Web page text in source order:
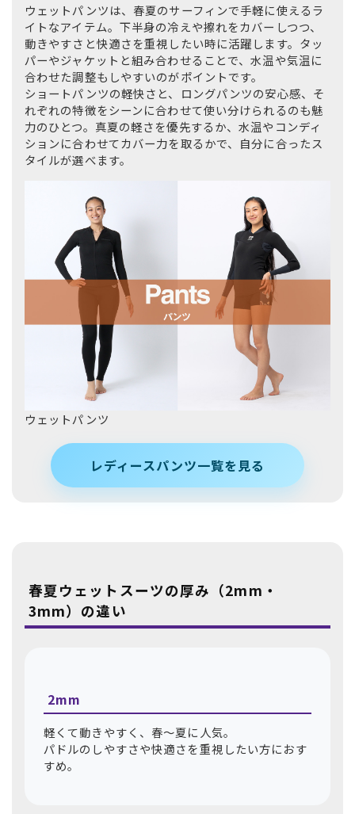
ウェットパンツは、春夏のサーフィンで手軽に使えるラ
イトなアイテム。下半身の冷えや擦れをカバーしつつ、
動きやすさと快適さを重視したい時に活躍します。タッ
パーやジャケットと組み合わせることで、水温や気温に
合わせた調整もしやすいのがポイントです。
ショートパンツの軽快さと、ロングパンツの安心感、そ
れぞれの特徴をシーンに合わせて使い分けられるのも魅
力のひとつ。真夏の軽さを優先するか、水温やコンディ
ションに合わせてカバー力を取るかで、自分に合ったス
タイルが選べます。
ウェットパンツ
レディースパンツ一覧を見る
春夏ウェットスーツの厚み（2mm・
3mm）の違い
2mm
軽くて動きやすく、春〜夏に人気。
パドルのしやすさや快適さを重視したい方におす
すめ。